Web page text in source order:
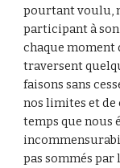
pourtant voulu,
participant à
chaque moment
traversent
faisons sans
nos limites et de
temps que nous
pas sommés